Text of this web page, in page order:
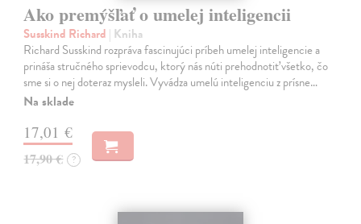
Ako premýšľať o umelej inteligencii
Susskind Richard | Kniha
Richard Susskind rozpráva fascinujúci príbeh umelej inteligencie a
prináša stručného sprievodcu, ktorý nás núti prehodnotiť všetko, čo
sme si o nej doteraz mysleli. Vyvádza umelú inteligenciu z prísne…
Na sklade
17,01 €
17,90 € ?